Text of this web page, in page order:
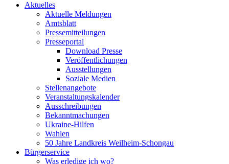
Aktuelles
Aktuelle Meldungen
Amtsblatt
Pressemitteilungen
Presseportal
Download Presse
Veröffentlichungen
Ausstellungen
Soziale Medien
Stellenangebote
Veranstaltungskalender
Ausschreibungen
Bekanntmachungen
Ukraine-Hilfen
Wahlen
50 Jahre Landkreis Weilheim-Schongau
Bürgerservice
Was erledige ich wo?